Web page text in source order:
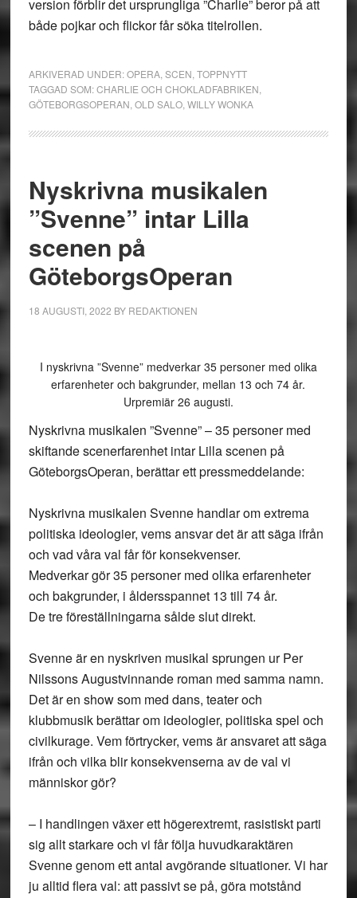
version förblir det ursprungliga ”Charlie” beror på att
både pojkar och flickor får söka titelrollen.
ARKIVERAD UNDER:OPERA, SCEN TOPPNYTT
TAGGAD SOM:CHARLIE OCH CHOKLADFABRIKEN
GÖTEBORGSOPERAN OLD SALO, WILLY WONKA
Nyskrivna musikalen
”Svenne” intar Lilla
scenen på
GöteborgsOperan
18 AUGUSTI, 2022 BY REDAKTIONEN
I nyskrivna ”Svenne” medverkar 35 personer med olika
erfarenheter och bakgrunder, mellan 13 och 74 år.
Urpremiär 26 augusti.
Nyskrivna musikalen ”Svenne” – 35 personer med
skiftande scenerfarenhet intar Lilla scenen på
GöteborgsOperan, berättar ett pressmeddelande:
Nyskrivna musikalen Svenne handlar om extrema
politiska ideologier, vems ansvar det är att säga ifrån
och vad våra val får för konsekvenser.
Medverkar gör 35 personer med olika erfarenheter
och bakgrunder, i åldersspannet 13 till 74 år.
De tre föreställningarna sålde slut direkt.
Svenne är en nyskriven musikal sprungen ur Per
Nilssons August­vinnande roman med samma namn.
Det är en show som med dans, teater och
klubbmusik berättar om ideologier, politiska spel och
civilkurage. Vem förtrycker, vems är ansvaret att säga
ifrån och vilka blir konsekvenserna av de val vi
människor gör?
– I handlingen växer ett högerextremt, rasistiskt parti
sig allt starkare och vi får följa huvudkaraktären
Svenne genom ett antal avgörande situationer. Vi har
ju alltid flera val: att passivt se på, göra motstånd